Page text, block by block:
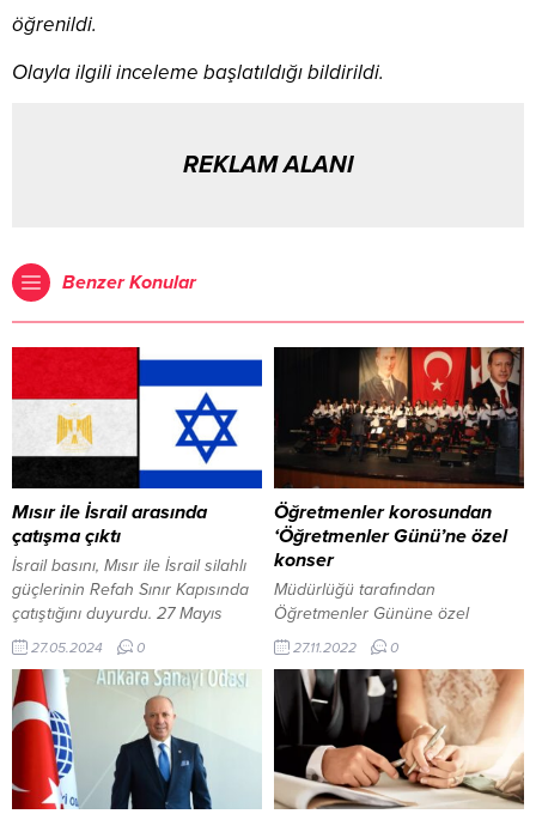
öğrenildi.
Olayla ilgili inceleme başlatıldığı bildirildi.
REKLAM ALANI
Benzer Konular
Mısır ile İsrail arasında
çatışma çıktı
İsrail basını, Mısır ile İsrail silahlı
güçlerinin Refah Sınır Kapısında
çatıştığını duyurdu. 27 Mayıs
2024, 19:01 yayınlandı Mısır ile
İsrail arasında çatışma çıktı
Ankara-BHA Refah Sınır
Kapısı’nda Mısır ile İsrail askerleri
arasında çatışma çıktığı iddia
edildi. İsrail merkezli Channel
13’ün...
27.05.2024 0
Öğretmenler korosundan
‘Öğretmenler Günü’ne özel
konser
Müdürlüğü tarafından
Öğretmenler Gününe özel
düzenlenen Türk Halk Müziği
konseri dinleyicilerden büyük
beğeni aldı. MEB Hayat Boyu
Öğrenme Genel Müdürlüğü
“Şarkılar Bizi Söyler Bizde
Şarkıları Söyleriz” projesi
kapsamında Kahta’da görev
yapan öğretmenlerden koro ekibi
27.11.2022 0